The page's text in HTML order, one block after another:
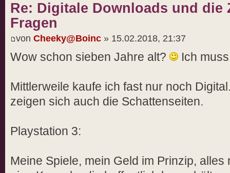
Re: Digitale Downloads und die
Fragen
von Cheeky@Boinc » 15.02.2018, 21:37
Wow schon sieben Jahre alt? Ich
Mittlerweile kaufe ich fast nur noch
zeigen sich auch die Schattenseiten.
Playstation 3:
Meine Spiele, mein Geld im Prinzip,